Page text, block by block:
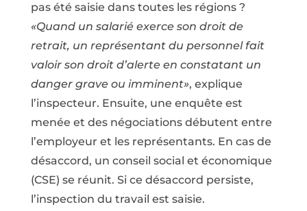
pas été saisie dans toutes les régions ?
«Quand un salarié exerce son droit de
retrait, un représentant du personnel fait
valoir son droit d’alerte en constatant un
danger grave ou imminent», explique
l’inspecteur. Ensuite, une enquête est
menée et des négociations débutent entre
l’employeur et les représentants. En cas de
désaccord, un conseil social et économique
(CSE) se réunit. Si ce désaccord persiste,
l’inspection du travail est saisie.